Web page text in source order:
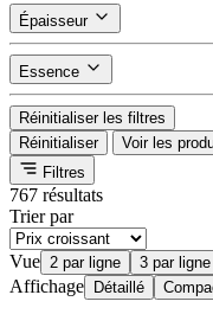
Épaisseur
Essence
Réinitialiser les filtres
Réinitialiser
Voir les
Filtres
767 résultats
Trier par
Vue 2 par ligne 3 par ligne
Affichage Détaillé